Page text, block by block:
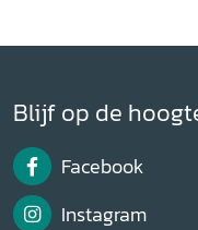
Blijf op de
Facebook
Instagram